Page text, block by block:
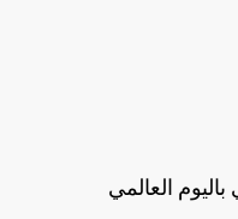
العالمي